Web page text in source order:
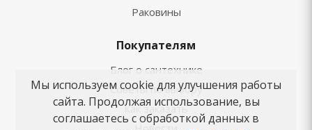
Раковины
Покупателям
Блог о сантехнике
Советы по выбору
Как заказать
Мы используем cookie для улучшения работы
сайта. Продолжая использование, вы
соглашаетесь с обработкой данных в